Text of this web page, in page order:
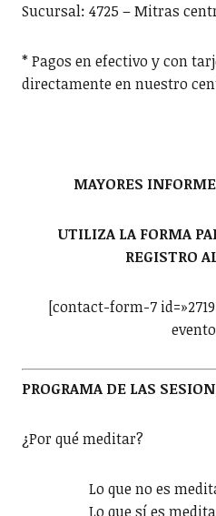
Sucursal: 4725 – Mitras
* Pagos en efectivo y con
directamente en nuestro
MAYORES
UTILIZA LA FORMA
REGISTRO
[contact-form-7
PROGRAMA DE LAS
¿Por qué meditar?
Lo que no es
Lo que sí es